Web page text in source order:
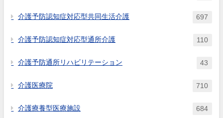
介護予防認知症対応型共同生活介護 697
介護予防認知症対応型通所介護 110
介護予防通所リハビリテーション 43
介護医療院 710
介護療養型医療施設 684